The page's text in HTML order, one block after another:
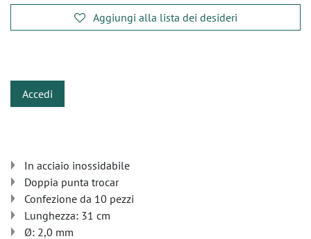
Aggiungi alla lista dei desideri
Accedi
In acciaio inossidabile
Doppia punta trocar
Confezione da 10 pezzi
Lunghezza: 31 cm
Ø: 2,0 mm